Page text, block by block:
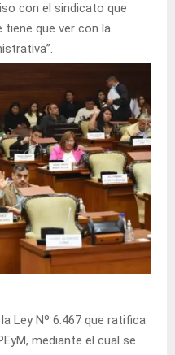
con el sindicato que
tiene que ver con la
Ley Nº 6.467 que ratifica
mediante el cual se